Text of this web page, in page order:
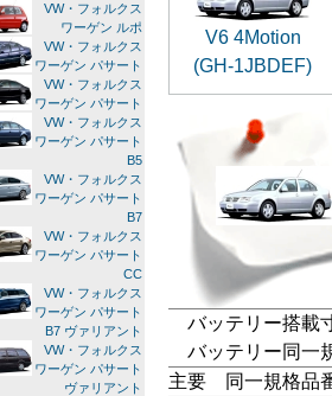
V6 4Motion
(GH-1JBDEF)
バッテリー搭載
バッテリー同一
主要 同一規格品
VW・フォルクス
ワーゲン ルポ
VW・フォルクス
ワーゲン パサート
VW・フォルクス
ワーゲン パサート
VW・フォルクス
ワーゲン パサート
B5
VW・フォルクス
ワーゲン パサート
B7
VW・フォルクス
ワーゲン パサート
CC
VW・フォルクス
ワーゲン パサート
B7 ヴァリアント
VW・フォルクス
ワーゲン パサート
ヴァリアント